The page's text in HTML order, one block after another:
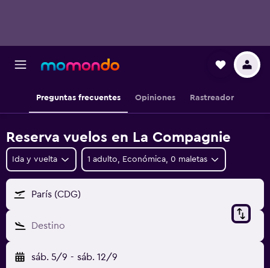
Preguntas frecuentes Opiniones Rastreador
Reserva vuelos en La Compagnie
Ida y vuelta 1 adulto, Económica, 0 maletas
París (CDG)
Destino
sáb. 5/9 - sáb. 12/9